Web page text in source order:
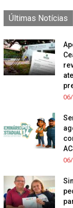
Últimas Notícias